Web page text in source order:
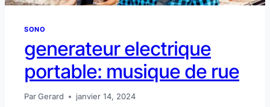
SONO
generateur electrique
portable: musique de rue
Par Gerard janvier 14, 2024